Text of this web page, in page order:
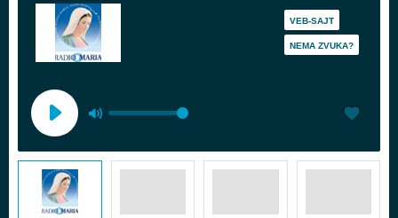
VEB-SAJT
NEMA ZVUKA?